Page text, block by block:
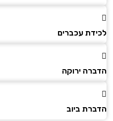
לכידת עכברים
הדברה ירוקה
הדברת ביוב